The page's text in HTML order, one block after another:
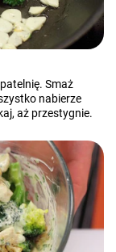
Smaż
nabierze
aż przestygnie.